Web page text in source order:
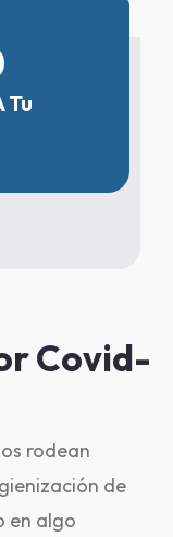
Tu
Covid-
rodean
de
en algo